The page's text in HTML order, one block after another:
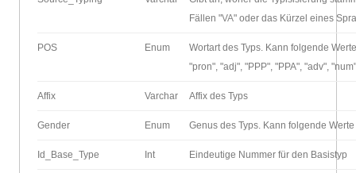
Fällen "VA" oder das Kürzel eines
POS Enum
Wortart des Typs. Kann folgende
"pron", "adj", "PPP", "PPA", "adv",
Affix Varchar Affix des Typs
Gender Enum Genus des Typs. Kann folgende
Id_Base_Type Int Eindeutige Nummer für den Basistyp